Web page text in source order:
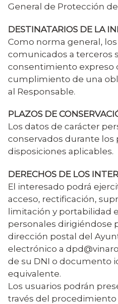
General de Protección
DESTINATARIOS DE LA
Como norma general,
comunicados a terceros
consentimiento expreso
cumplimiento de una
al Responsable.
PLAZOS DE
Los datos de carácter
conservados durante los
disposiciones aplicables.
DERECHOS DE LOS
El interesado podrá
acceso, rectificación,
limitación y portabilidad
personales dirigiéndose
dirección postal del
electrónico a
de su DNI o documento
equivalente.
Los usuarios podrán
través del